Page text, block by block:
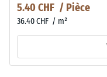
5.40 CHF / Pièce
36.40 CHF / m²